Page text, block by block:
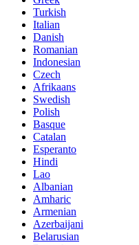
Turkish
Italian
Danish
Romanian
Indonesian
Czech
Afrikaans
Swedish
Polish
Basque
Catalan
Esperanto
Hindi
Lao
Albanian
Amharic
Armenian
Azerbaijani
Belarusian